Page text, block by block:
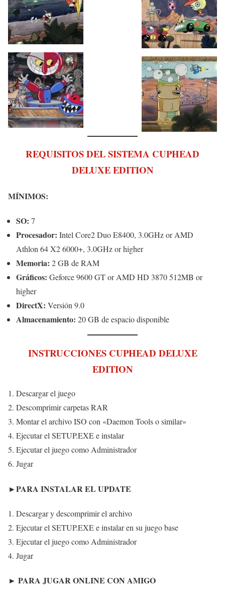
REQUISITOS DEL SISTEMA CUPHEAD
DELUXE EDITION
MÍNIMOS:
SO: 7
Procesador: Intel Core2 Duo E8400, 3.0GHz or AMD
Athlon 64 X2 6000+, 3.0GHz or higher
Memoria: 2 GB de RAM
Gráficos: Geforce 9600 GT or AMD HD 3870 512MB or
higher
DirectX: Versión 9.0
Almacenamiento: 20 GB de espacio disponible
INSTRUCCIONES CUPHEAD DELUXE
EDITION
Descargar el juego
Descomprimir carpetas RAR
Montar el archivo ISO con «Daemon Tools o similar»
Ejecutar el SETUP.EXE e instalar
Ejecutar el juego como Administrador
Jugar
►PARA INSTALAR EL UPDATE
Descargar y descomprimir el archivo
Ejecutar el SETUP.EXE e instalar en su juego base
Ejecutar el juego como Administrador
Jugar
► PARA JUGAR ONLINE CON AMIGO